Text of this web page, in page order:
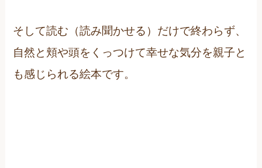
そして読む（読み聞かせる）だけで終わらず、
自然と頬や頭をくっつけて幸せな気分を親子と
も感じられる絵本です。